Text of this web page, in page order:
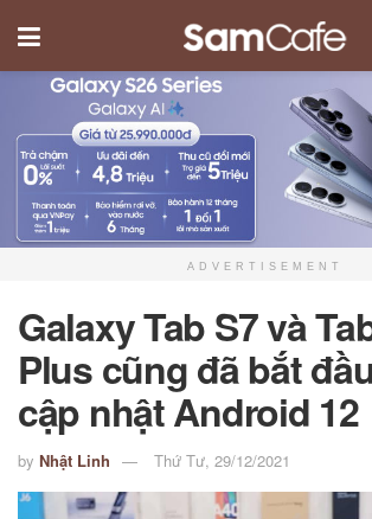
ADVERTISEMENT
Galaxy Tab S7 và
Plus cũng đã bắt
cập nhật Android 12
by Nhật Linh Thứ Tư, 29/12/2021